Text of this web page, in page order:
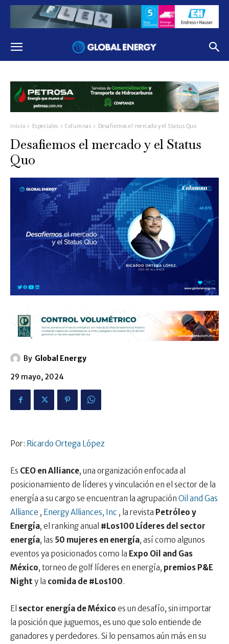
Inicio Especiales Columnas Desafiemos el mercado y el Status Quo
Desafiemos el mercado y el Status
Quo
By Global Energy
29 mayo, 2024
Por: Ricardo Ortega López
Es CEO en Alliance, una organización enfocada al
posicionamiento de líderes y vinculación en el sector de la
energía a su cargo se encuentran la agrupación Oil and Gas
Alliance , Energy Alliances, Inc , la revista Petróleo y
Energía, el ranking anual #Los100 Líderes del sector
energía, las 50 mujeres en energía, así como algunos
eventos ya posicionados como la Expo Oil and Gas
México, torneo de golf líderes en energía, premios P&E
Nighty la comida de #Los100.
El sector energía de México es un desafío, sin importar
la posición que juguemos, es uno que solo entiende de
ganadores y perdedores. Si lo pensamos aún más en su